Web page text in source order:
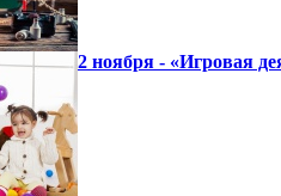
2 ноября - «Игровая